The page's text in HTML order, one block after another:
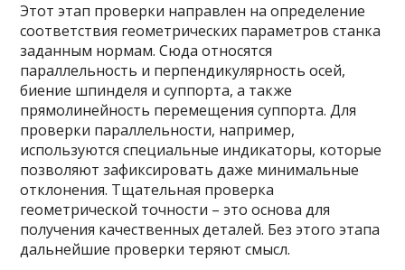
Этот этап проверки направлен на определение
соответствия геометрических параметров станка
заданным нормам. Сюда относятся
параллельность и перпендикулярность осей,
биение шпинделя и суппорта, а также
прямолинейность перемещения суппорта. Для
проверки параллельности, например,
используются специальные индикаторы, которые
позволяют зафиксировать даже минимальные
отклонения. Тщательная проверка
геометрической точности – это основа для
получения качественных деталей. Без этого этапа
дальнейшие проверки теряют смысл.